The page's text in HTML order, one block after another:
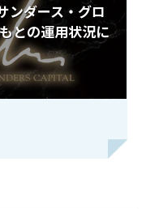
ンダース・グロ
との運用状況に